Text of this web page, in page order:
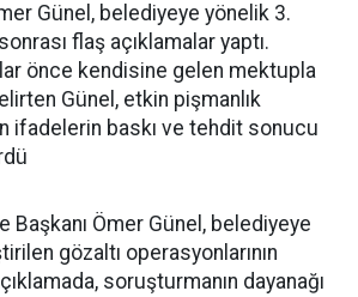
Günel, belediyeye yönelik 3.
flaş açıklamalar yaptı.
önce kendisine gelen mektupla
Günel, etkin pişmanlık
ifadelerin baskı ve tehdit sonucu
Başkanı Ömer Günel, belediyeye
gözaltı operasyonlarının
soruşturmanın dayanağı